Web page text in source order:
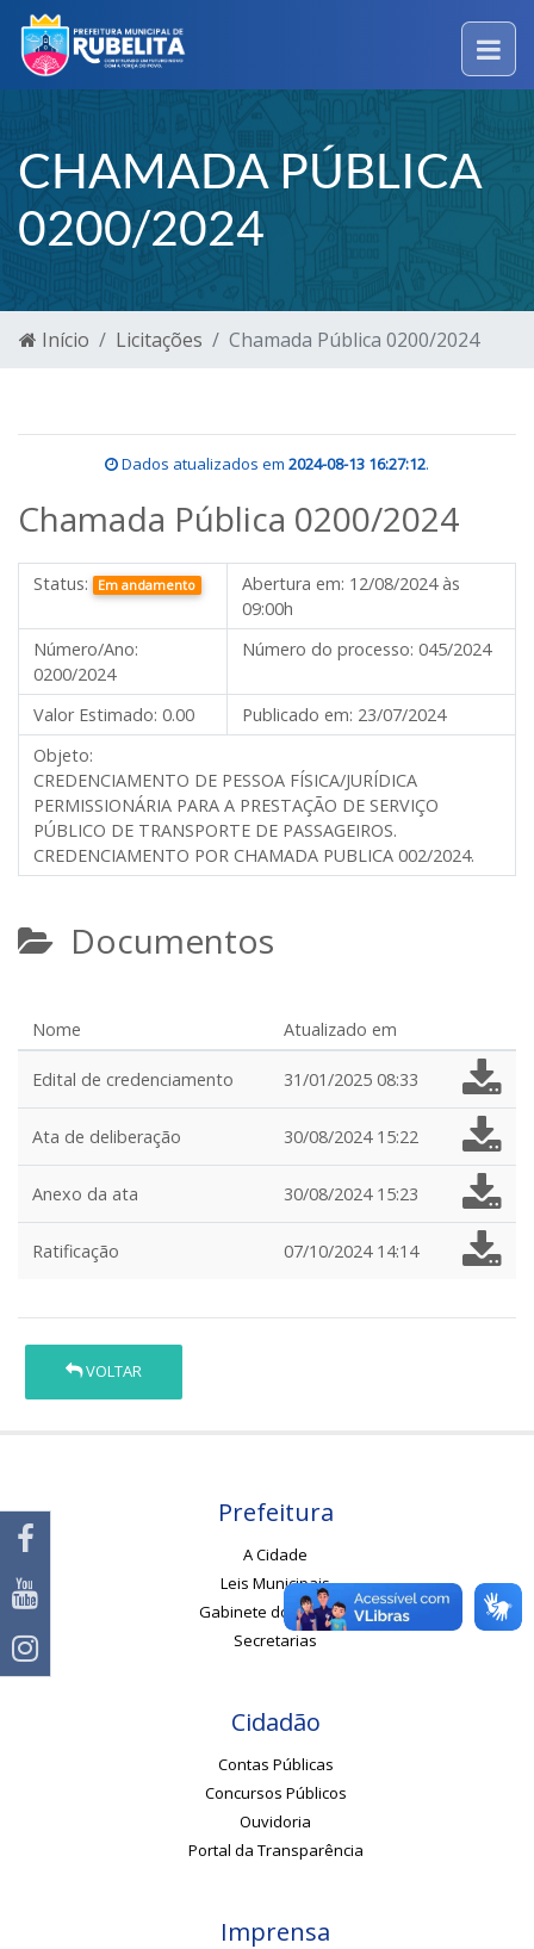
CHAMADA PÚBLICA
0200/2024
Início Licitações Chamada Pública 0200/2024
Dados atualizados em 2024-08-13 16:27:12.
Chamada Pública 0200/2024
Status: Em andamento Abertura em: 12/08/2024 às
09:00h
Número/Ano:
0200/2024
Número do processo: 045/2024
Valor Estimado: 0.00 Publicado em: 23/07/2024
Objeto:
CREDENCIAMENTO DE PESSOA FÍSICA/JURÍDICA
PERMISSIONÁRIA PARA A PRESTAÇÃO DE SERVIÇO
PÚBLICO DE TRANSPORTE DE PASSAGEIROS.
CREDENCIAMENTO POR CHAMADA PUBLICA 002/2024.
Documentos
Nome Atualizado em
Edital de credenciamento 31/01/2025 08:33
Ata de deliberação 30/08/2024 15:22
Anexo da ata 30/08/2024 15:23
Ratificação 07/10/2024 14:14
VOLTAR
Prefeitura
A Cidade
Leis Municipais
Gabinete do Prefeito
Secretarias
Cidadão
Contas Públicas
Concursos Públicos
Ouvidoria
Portal da Transparência
Imprensa